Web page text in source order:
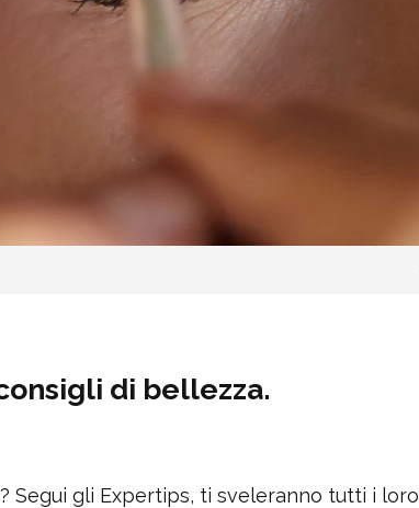
di bellezza.
Segui gli Expertips, ti sveleranno tutti i loro